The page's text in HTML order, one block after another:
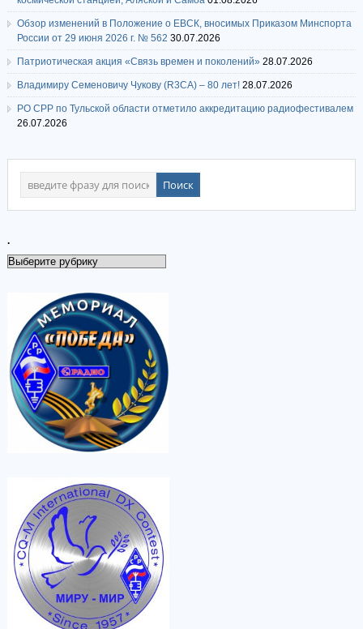
Обзор изменений в Положение о ЕВСК, вносимых Приказом Минспорта
России от 29 июня 2026 г. № 562 30.07.2026
Патриотическая акция «Связь времен и поколений» 28.07.2026
Владимиру Семеновичу Чукову (R3CA) – 80 лет! 28.07.2026
РО СРР по Тульской области отметило аккредитацию радиофестивалем
26.07.2026
.